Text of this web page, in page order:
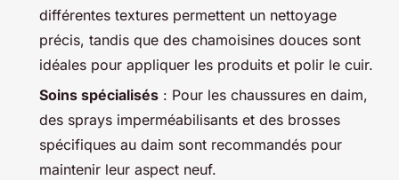
différentes textures permettent un nettoyage
précis, tandis que des chamoisines douces sont
idéales pour appliquer les produits et polir le cuir.
Soins spécialisés : Pour les chaussures en daim,
des sprays imperméabilisants et des brosses
spécifiques au daim sont recommandés pour
maintenir leur aspect neuf.